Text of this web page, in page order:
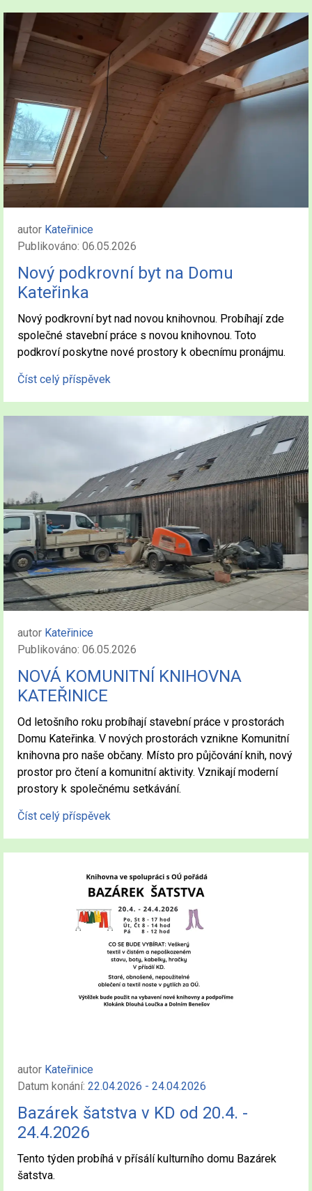
autor Kateřinice
Publikováno: 06.05.2026
Nový podkrovní byt na Domu
Kateřinka
Nový podkrovní byt nad novou knihovnou. Probíhají zde
společné stavební práce s novou knihovnou. Toto
podkroví poskytne nové prostory k obecnímu pronájmu.
Číst celý příspěvek
autor Kateřinice
Publikováno: 06.05.2026
NOVÁ KOMUNITNÍ KNIHOVNA
KATEŘINICE
Od letošního roku probíhají stavební práce v prostorách
Domu Kateřinka. V nových prostorách vznikne Komunitní
knihovna pro naše občany. Místo pro půjčování knih, nový
prostor pro čtení a komunitní aktivity. Vznikají moderní
prostory k společnému setkávání.
Číst celý příspěvek
autor Kateřinice
Datum konání: 22.04.2026 - 24.04.2026
Bazárek šatstva v KD od 20.4. -
24.4.2026
Tento týden probíhá v přísálí kulturního domu Bazárek
šatstva.